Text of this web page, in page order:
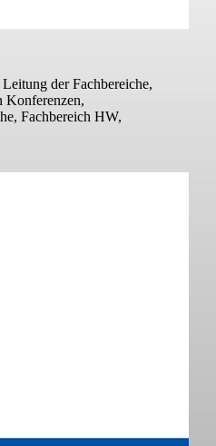
der Fachbereiche,
Konferenzen,
Fachbereich HW,